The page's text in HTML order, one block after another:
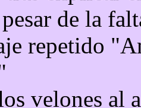
de la
repetido
velones al